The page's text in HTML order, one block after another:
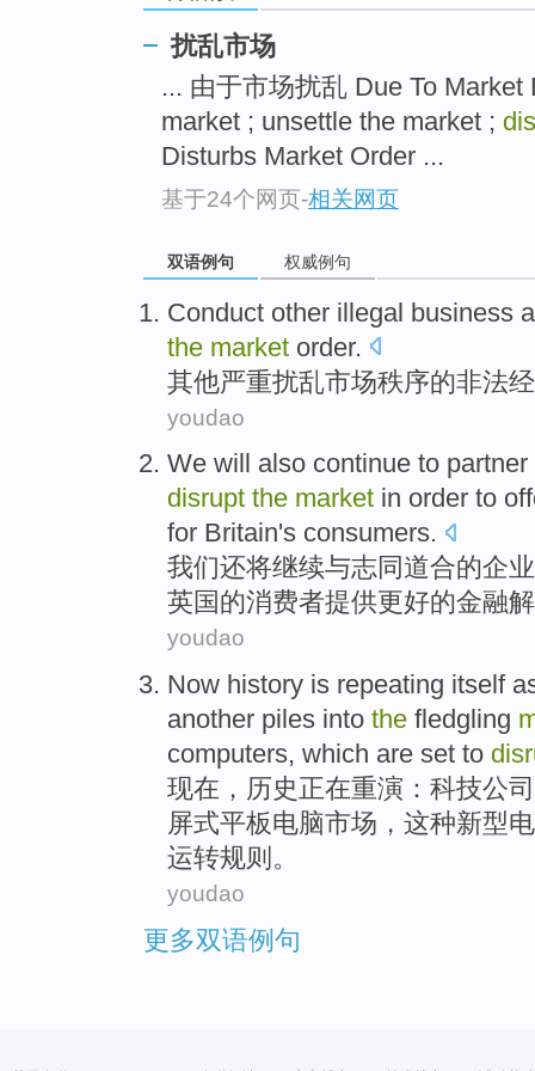
扰乱市场
... 由于市场扰乱 Due To
market ; unsettle the market ;
Disturbs Market Order ...
基于24个网页-相关网页
双语例句 权威例句
Conduct other illegal business
the market order.
其他严重扰乱市场秩序的非法
youdao
We will also continue to partner
disrupt the market in order to
for Britain's consumers.
我们还将继续与志同道合的企业
英国 的消费者提供更好的金融
youdao
Now history is repeating itself
another piles into the fledgling
computers, which are set to
现在 ， 历史正在重演： 科技公司
屏式平板电脑市场 ， 这种新型
运转规则。
youdao
更多双语例句